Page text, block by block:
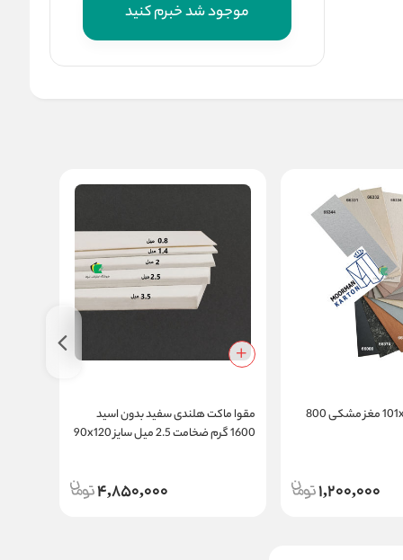
موجود شد خبرم کنید
ماکت هلندی 101x81 مغز مشکی 800
1,200,000
مقوا ماکت هلندی سفید بدون اسید
1600 گرم ضخامت 2.5 میل سایز 90x120
4,850,000